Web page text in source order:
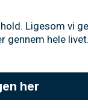
Ligesom vi
hele
her